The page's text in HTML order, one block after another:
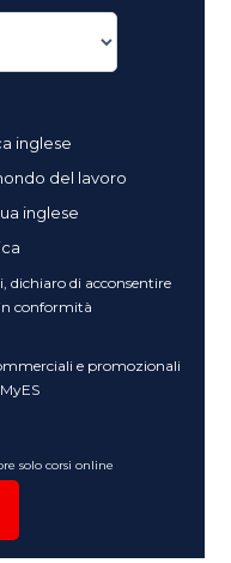
inglese
del lavoro
inglese
dichiaro di acconsentire
conformità
e promozionali
solo corsi online